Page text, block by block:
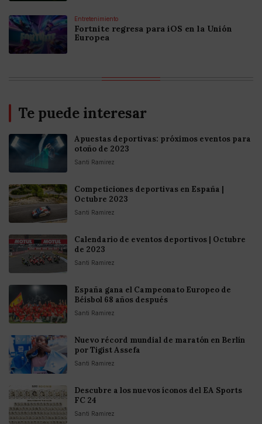
Entretenimiento
Fortnite regresa para iOS en la Unión
Europea
Te puede interesar
Apuestas deportivas: próximos eventos para
otoño de 2023
Santi Ramirez
Competiciones deportivas en España |
Octubre 2023
Santi Ramirez
Calendario de eventos deportivos | Octubre
de 2023
Santi Ramirez
España gana el Campeonato Europeo de
Béisbol 68 años después
Santi Ramirez
Nuevo récord mundial de maratón en Berlín
por Tigist Assefa
Santi Ramirez
Descubre a los nuevos íconos del EA Sports
FC 24
Santi Ramirez